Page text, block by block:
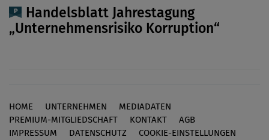
Handelsblatt Jahrestagung
„Unternehmensrisiko Korruption“
Footer
HOME UNTERNEHMEN
MEDIADATEN
PREMIUM-MITGLIEDSCHAFT
KONTAKT
AGB
IMPRESSUM
DATENSCHUTZ COOKIE-EINSTELLUNGEN